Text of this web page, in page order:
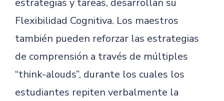
estrategias y tareas, desarrollan su
Flexibilidad Cognitiva. Los maestros
también pueden reforzar las estrategias
de comprensión a través de múltiples
“think-alouds”, durante los cuales los
estudiantes repiten verbalmente la